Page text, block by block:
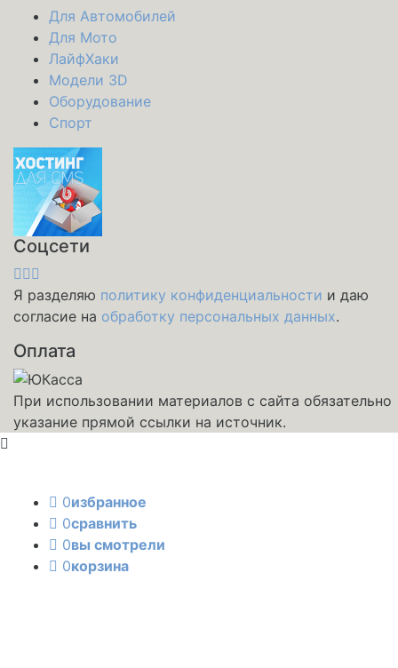
Для Автомобилей
Для Мото
ЛайфХаки
Модели 3D
Оборудование
Спорт
Соцсети
Я разделяю политику конфиденциальности и даю
согласие на обработку персональных данных.
Оплата
При использовании материалов с сайта обязательно
указание прямой ссылки на источник.
0избранное
0сравнить
0вы смотрели
0корзина